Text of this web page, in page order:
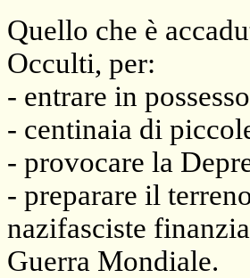
Quello che è
Occulti, per:
- entrare in
- centinaia di
- provocare la
- preparare il
nazifasciste
Guerra Mondiale.